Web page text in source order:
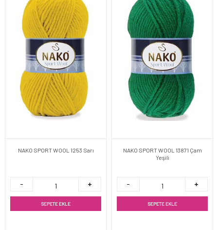
NAKO SPORT WOOL 1253 Sarı
SEPETE EKLE
NAKO SPORT WOOL 13871 Çam
Yeşili
SEPETE EKLE